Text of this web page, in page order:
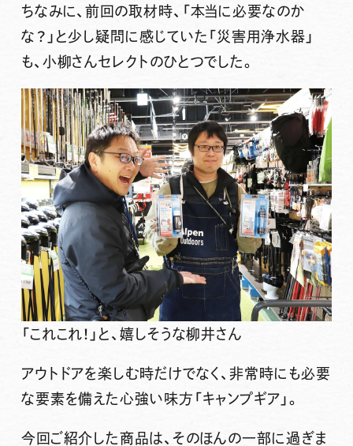
ちなみに、前回の取材時、「本当に必要なのか
な？」と少し疑問に感じていた「災害用浄水器」
も、小柳さんセレクトのひとつでした。
「これこれ！」と、嬉しそうな柳井さん
アウトドアを楽しむ時だけでなく、非常時にも必要
な要素を備えた心強い味方「キャンプギア」。
今回ご紹介した商品は、そのほんの一部に過ぎま